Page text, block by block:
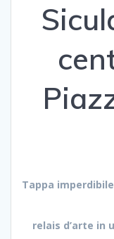
Tappa
relais d’arte in